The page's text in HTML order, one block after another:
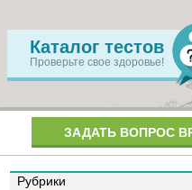
Каталог тестов
Проверьте свое здоровье!
ЗАДАТЬ ВОПРОС
Рубрики